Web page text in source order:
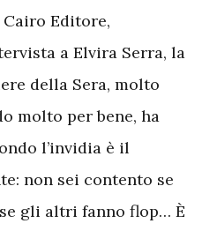
Cairo Editore,
a Elvira Serra, la
della Sera, molto
molto per bene, ha
l’invidia è il
non sei contento se
gli altri fanno flop… È